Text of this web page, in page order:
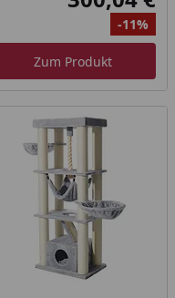
Preis
Preis
-11%
Zum Produkt